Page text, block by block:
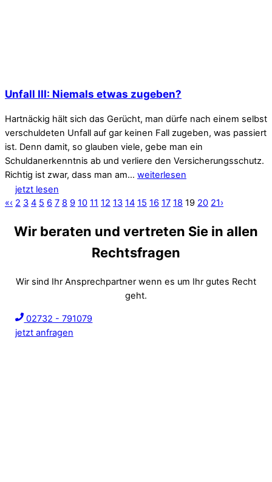
Unfall III: Niemals etwas zugeben?
Hartnäckig hält sich das Gerücht, man dürfe nach einem selbst
verschuldeten Unfall auf gar keinen Fall zugeben, was passiert
ist. Denn damit, so glauben viele, gebe man ein
Schuldanerkenntnis ab und verliere den Versicherungsschutz.
Richtig ist zwar, dass man am… weiterlesen
jetzt lesen
«‹ 2 3 4 5 6 7 8 9 10 11 12 13 14 15 16 17 18 19 20 21›
Wir beraten und vertreten Sie in allen
Rechtsfragen
Wir sind Ihr Ansprechpartner wenn es um Ihr gutes Recht
geht.
02732 - 791079
jetzt anfragen